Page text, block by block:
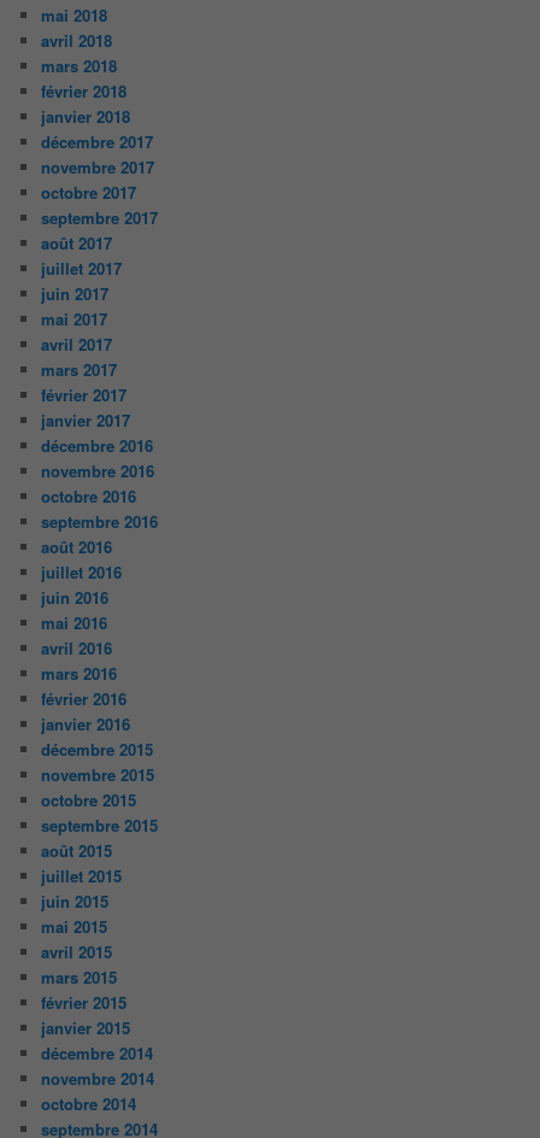
mai 2018
avril 2018
mars 2018
février 2018
janvier 2018
décembre 2017
novembre 2017
octobre 2017
septembre 2017
août 2017
juillet 2017
juin 2017
mai 2017
avril 2017
mars 2017
février 2017
janvier 2017
décembre 2016
novembre 2016
octobre 2016
septembre 2016
août 2016
juillet 2016
juin 2016
mai 2016
avril 2016
mars 2016
février 2016
janvier 2016
décembre 2015
novembre 2015
octobre 2015
septembre 2015
août 2015
juillet 2015
juin 2015
mai 2015
avril 2015
mars 2015
février 2015
janvier 2015
décembre 2014
novembre 2014
octobre 2014
septembre 2014